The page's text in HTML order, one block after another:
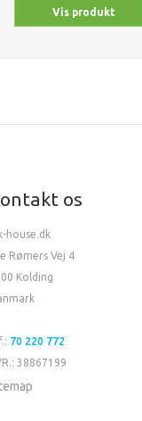
Vis produkt
os
house.dk
Rømers Vej 4
Kolding
70 220 772
38867199